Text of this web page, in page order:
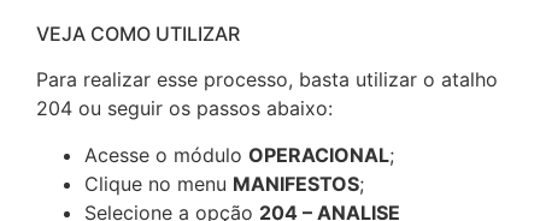
VEJA COMO UTILIZAR
Para realizar esse processo, basta utilizar o atalho
204 ou seguir os passos abaixo:
Acesse o módulo OPERACIONAL;
Clique no menu MANIFESTOS;
Selecione a opção 204 – ANALISE